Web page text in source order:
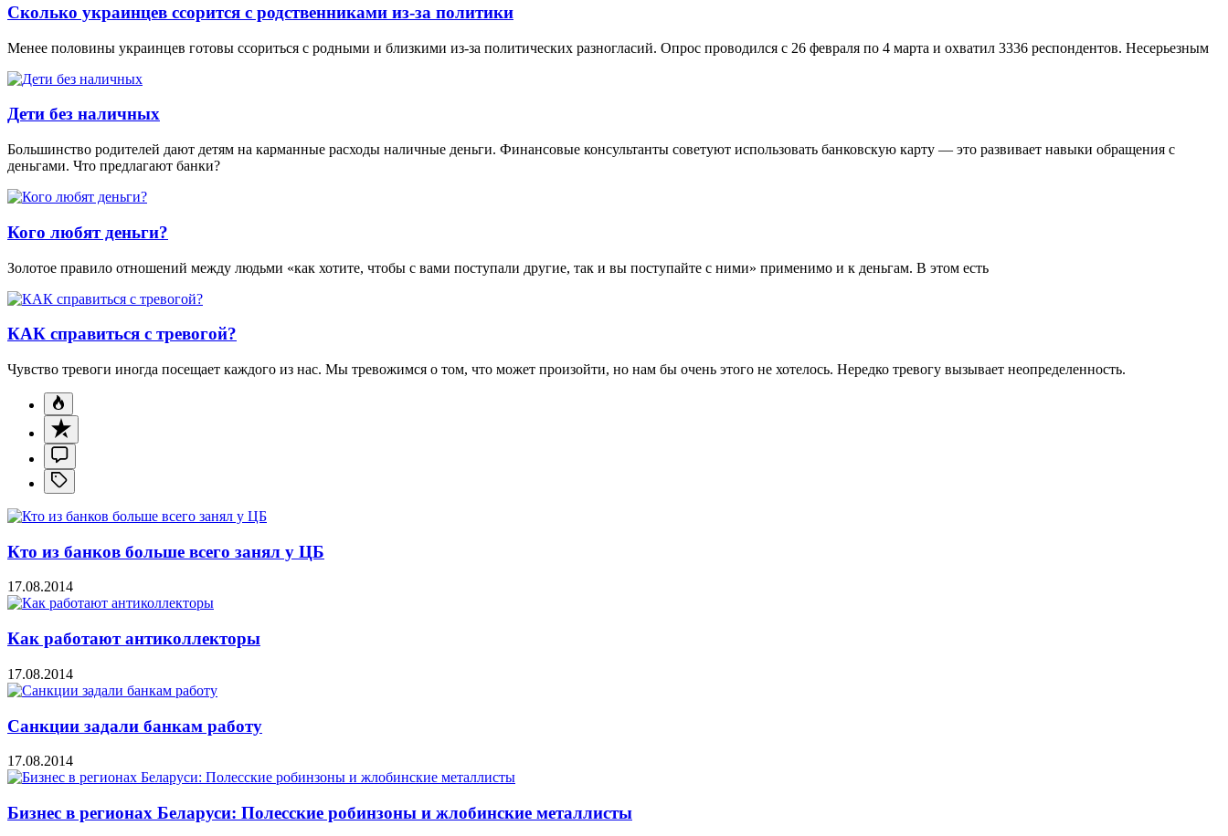
Сколько украинцев ссорится с родственниками из-за политики
Менее половины украинцев готовы ссориться с родными и близкими из-за политических разногласий. Опрос проводился с 26 февраля по 4 марта и охватил 3336 респондентов. Несерьезным
Дети без наличных
Большинство родителей дают детям на карманные расходы наличные деньги. Финансовые консультанты советуют использовать банковскую карту — это развивает навыки обращения с
деньгами. Что предлагают банки?
Кого любят деньги?
Золотое правило отношений между людьми «как хотите, чтобы с вами поступали другие, так и вы поступайте с ними» применимо и к деньгам. В этом есть
КАК справиться с тревогой?
Чувство тревоги иногда посещает каждого из нас. Мы тревожимся о том, что может произойти, но нам бы очень этого не хотелось. Нередко тревогу вызывает неопределенность.
Кто из банков больше всего занял у ЦБ
17.08.2014
Как работают антиколлекторы
17.08.2014
Санкции задали банкам работу
17.08.2014
Бизнес в регионах Беларуси: Полесские робинзоны и жлобинские металлисты